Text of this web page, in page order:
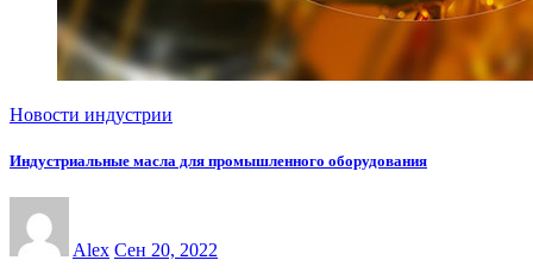
Новости индустрии
Индустриальные масла для промышленного оборудования
Alex Сен 20, 2022